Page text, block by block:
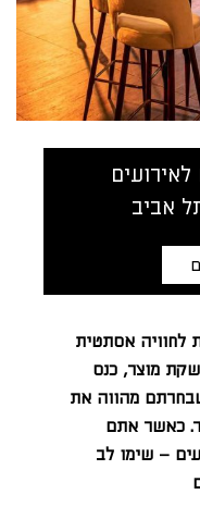
לאירועים
אביב
לחוויה אסתטית
מוצר, כנס
מהווה את
כאשר אתם
– שימו לב